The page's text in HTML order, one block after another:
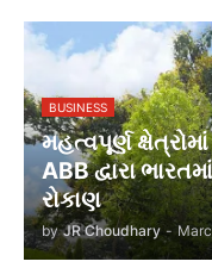
BUSINESS
મહત્વપૂર્ણ
ABB દ્વારા
રોકાણ
by JR Choudhary -